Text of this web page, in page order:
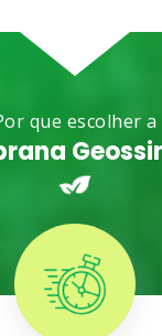
que escolher a